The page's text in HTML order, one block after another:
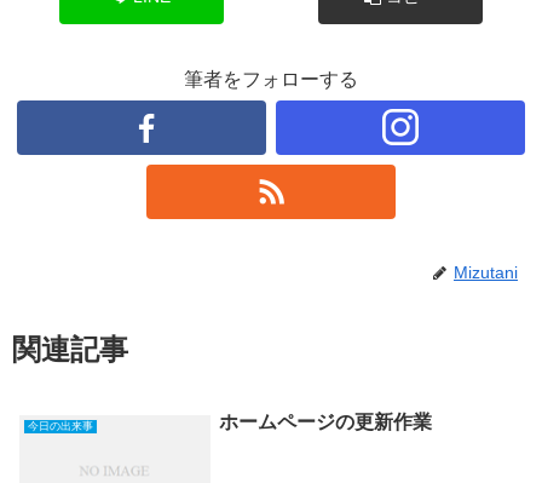
筆者をフォローする
Mizutani
関連記事
今日の出来事 ホームページの更新作業